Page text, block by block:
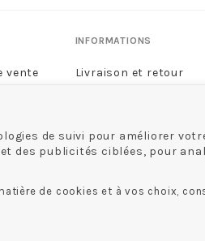
vente
INFORMATIONS
Livraison et retour
de suivi pour améliorer
des publicités ciblées, pour
de cookies et à vos choix,